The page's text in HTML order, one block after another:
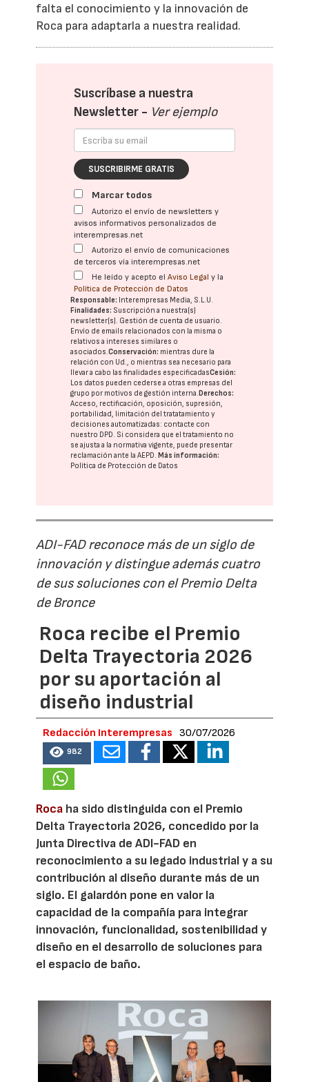
falta el conocimiento y la innovación de
Roca para adaptarla a nuestra realidad.
Suscríbase a nuestra
Newsletter - Ver ejemplo
SUSCRIBIRME GRATIS
Marcar todos
Autorizo el envío de newsletters y
avisos informativos personalizados de
interempresas.net
Autorizo el envío de comunicaciones
de terceros vía interempresas.net
He leído y acepto elAviso Legal y la
Política de Protección de Datos
Responsable: Interempresas Media, S.L.U.
Finalidades: Suscripción a nuestra(s)
newsletter(s). Gestión de cuenta de usuario.
Envío de emails relacionados con la misma o
relativos a intereses similares o
asociados.Conservación: mientras dure la
relación con Ud., o mientras sea necesario para
llevar a cabo las finalidades especificadasCesión:
Los datos pueden cederse a otras empresas del
grupo por motivos de gestión interna. Derechos:
Acceso, rectificación, oposición, supresión,
portabilidad, limitación del tratatamiento y
decisiones automatizadas: contacte con
nuestro DPD. Si considera que el tratamiento no
se ajusta a la normativa vigente, puede presentar
reclamación ante laAEPD. Más información:
Política de Protección de Datos
ADI-FAD reconoce más de un siglo de
innovación y distingue además cuatro
de sus soluciones con el Premio Delta
de Bronce
Roca recibe el Premio
Delta Trayectoria 2026
por su aportación al
diseño industrial
Redacción Interempresas 30/07/2026
982
Roca ha sido distinguida con el Premio
Delta Trayectoria 2026, concedido por la
Junta Directiva de ADI-FAD en
reconocimiento a su legado industrial y a su
contribución al diseño durante más de un
siglo. El galardón pone en valor la
capacidad de la compañía para integrar
innovación, funcionalidad, sostenibilidad y
diseño en el desarrollo de soluciones para
el espacio de baño.